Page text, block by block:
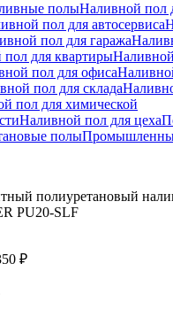
полыНаливной пол
пол для автосервиса
пол для гаража
для квартиры
пол для офиса
пол для склада
пол для химической
Наливной пол для цеха
полы
полиуретановый
PU20-SLF
₽